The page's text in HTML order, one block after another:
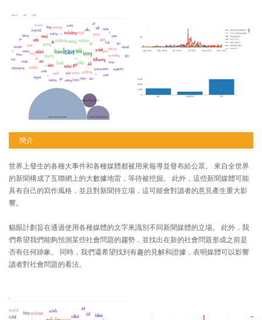
簡介
世界上發生的各種大事件和各種媒體都被用來報導並發布給公眾。 來自全世界
的新聞構成了互聯網上的大數據地雷，等待被挖掘。 此外，這些新聞媒體可能
具有自己的寫作風格，並且對新聞持立場，這可能會對讀者的意見產生重大影
響。
貓眼計劃旨在通過使用各種媒體的文字來識別不同新聞媒體的立場。 此外，我
們希望我們能夠預測某些社會問題的趨勢，並找出在新的社會問題形成之前是
否有任何跡象。 同時，我們還希望找到有趣的見解和證據，表明媒體可以影響
讀者對社會問題的看法。